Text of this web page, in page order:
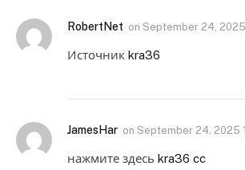
RobertNet on September 24,
Источник kra36
JamesHar on September 24, 2025
нажмите здесь kra36 cc